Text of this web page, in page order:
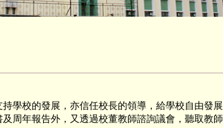
學校的發展，亦信任校長的領導，給學校自由發展
周年報告外，又透過校董教師諮詢議會，聽取教師